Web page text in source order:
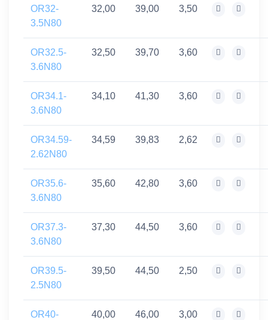
OR32-
3.5N80
32,00 39,00 3,50
OR32.5-
3.6N80
32,50 39,70 3,60
OR34.1-
3.6N80
34,10 41,30 3,60
OR34.59-
2.62N80
34,59 39,83 2,62
OR35.6-
3.6N80
35,60 42,80 3,60
OR37.3-
3.6N80
37,30 44,50 3,60
OR39.5-
2.5N80
39,50 44,50 2,50
OR40-
40,00 46,00 3,00